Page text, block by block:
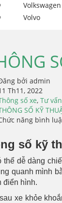
Volkswagen
Volvo
bởi admin
Th11, 2022
số xe, Tư
SỐ KỸ
năng bình
số kỹ
thể dễ dàng
quanh mình
điển hình.
xe khỏe